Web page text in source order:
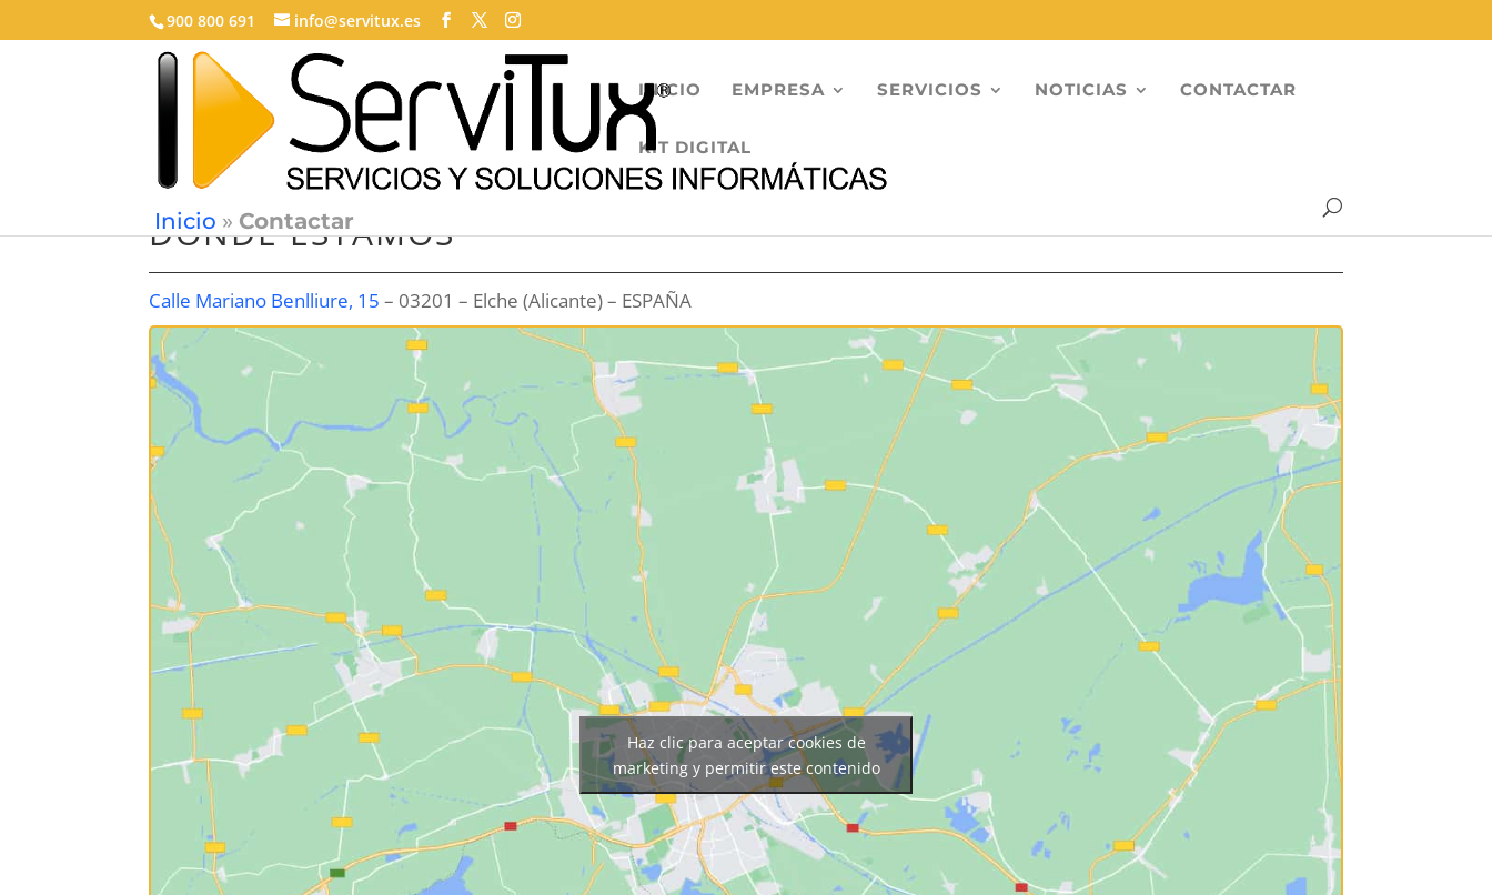
900 800 691 info@servitux.es
INICIO EMPRESA SERVICIOS NOTICIAS CONTACTAR
KIT DIGITAL
Inicio » Contactar
DONDE ESTAMOS
Calle Mariano Benlliure, 15 – 03201 – Elche (Alicante) – ESPAÑA
Haz clic para aceptar cookies de
marketing y permitir este contenido